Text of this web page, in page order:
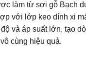
làm từ sợi gỗ Bạch
với lớp keo dính xi
và áp suất lớn, tạo
cùng hiệu quả.